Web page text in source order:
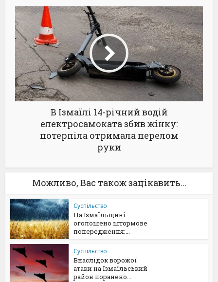
В Ізмаїлі 14-річний водій
електросамоката збив жінку:
потерпіла отримала перелом
руки
Можливо, Вас також зацікавить...
Суспільство
На Ізмаїльщині
оголошено штормове
попередження:...
Суспільство
Внаслідок ворожої
атаки на Ізмаїльський
район поранено...